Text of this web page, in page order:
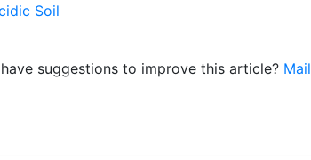
Soil
suggestions to improve this article? Mail